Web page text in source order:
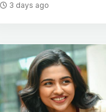
3 days ago